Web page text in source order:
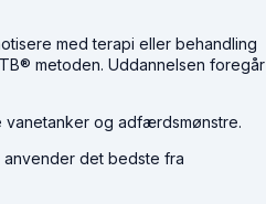
med terapi eller behandling
metoden. Uddannelsen foregår
vanetanker og adfærdsmønstre.
det bedste fra